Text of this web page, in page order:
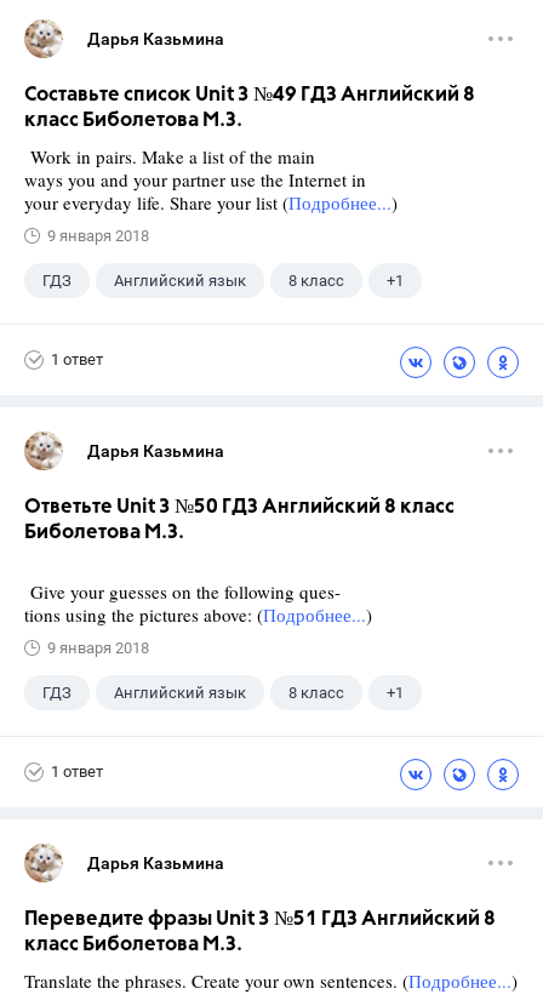
Дарья Казьмина
Составьте список Unit 3 №49 ГДЗ Английский 8
класс Биболетова М.З.
Work in pairs. Make a list of the main
ways you and your partner use the Internet in
your everyday life. Share your list (Подробнее...)
9 января 2018
ГДЗ Английский язык 8 класс +1
1 ответ
Дарья Казьмина
Ответьте Unit 3 №50 ГДЗ Английский 8 класс
Биболетова М.З.
Give your guesses on the following ques-
tions using the pictures above: (Подробнее...)
9 января 2018
ГДЗ Английский язык 8 класс +1
1 ответ
Дарья Казьмина
Переведите фразы Unit 3 №51 ГДЗ Английский 8
класс Биболетова М.З.
Translate the phrases. Create your own sentences. (Подробнее...)